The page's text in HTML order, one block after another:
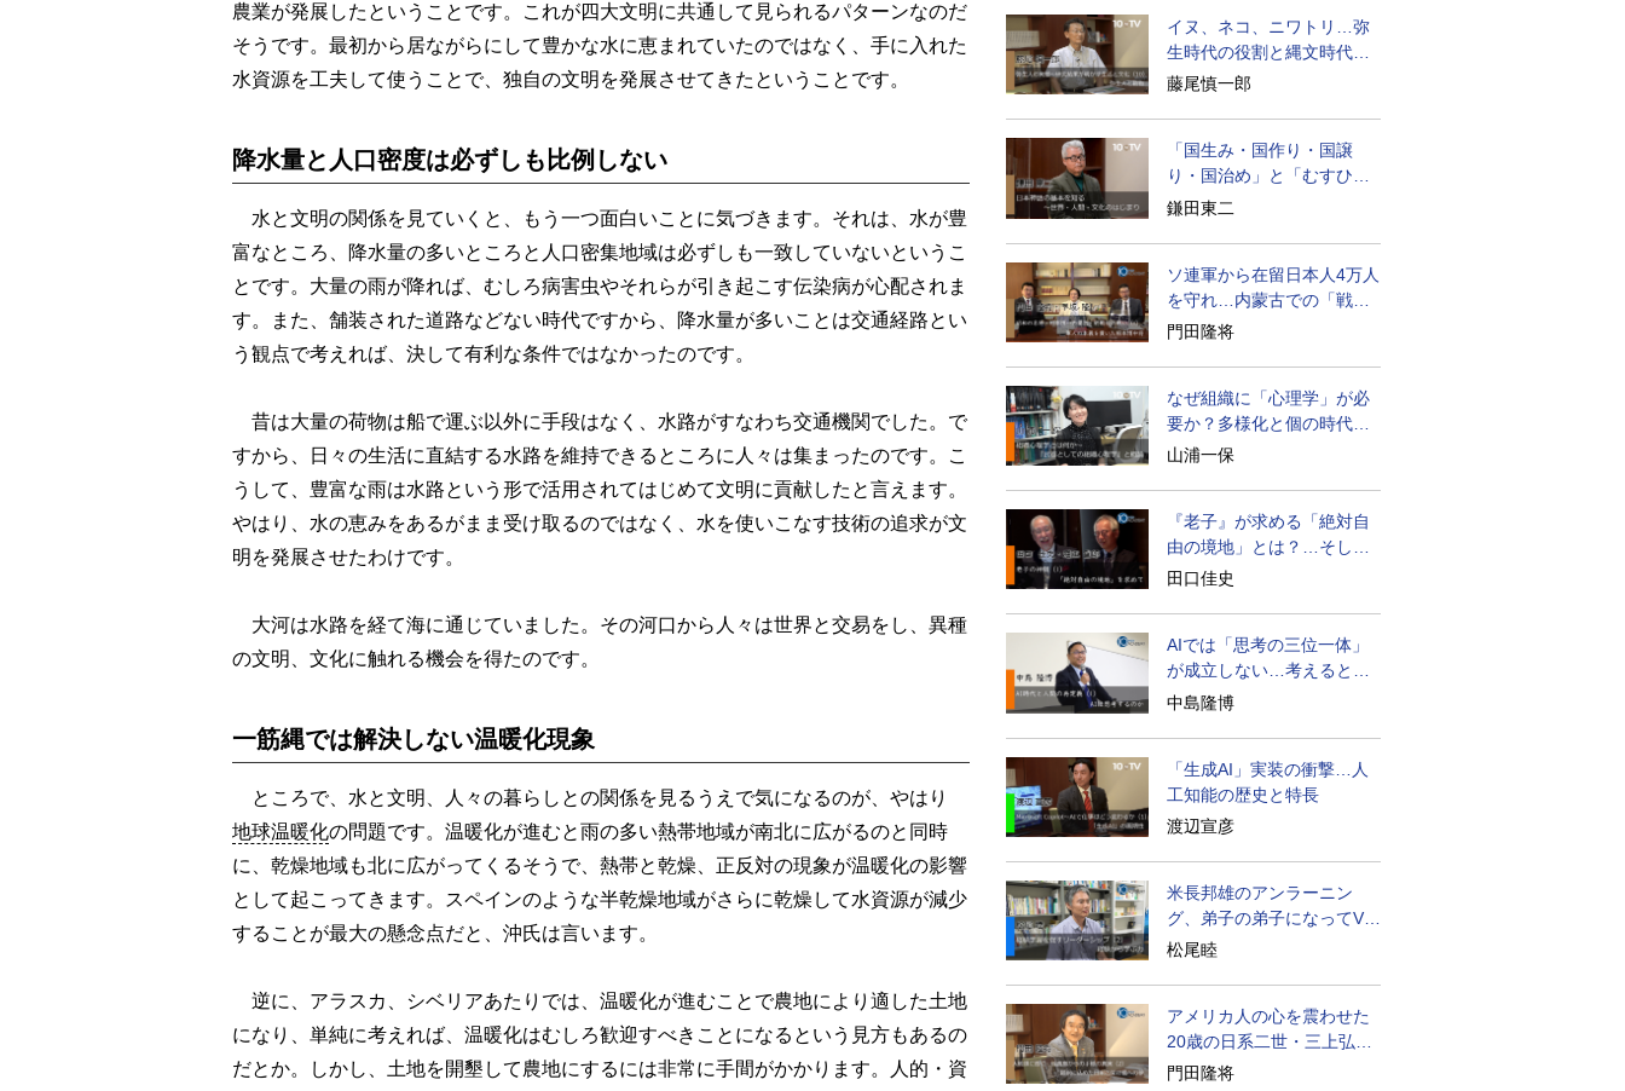
農業が発展したということです。これが四大文明に共通して見られるパターンなのだ
そうです。最初から居ながらにして豊かな水に恵まれていたのではなく、手に入れた
水資源を工夫して使うことで、独自の文明を発展させてきたということです。
降水量と人口密度は必ずしも比例しない
水と文明の関係を見ていくと、もう一つ面白いことに気づきます。それは、水が豊
富なところ、降水量の多いところと人口密集地域は必ずしも一致していないというこ
とです。大量の雨が降れば、むしろ病害虫やそれらが引き起こす伝染病が心配されま
す。また、舗装された道路などない時代ですから、降水量が多いことは交通経路とい
う観点で考えれば、決して有利な条件ではなかったのです。
昔は大量の荷物は船で運ぶ以外に手段はなく、水路がすなわち交通機関でした。で
すから、日々の生活に直結する水路を維持できるところに人々は集まったのです。こ
うして、豊富な雨は水路という形で活用されてはじめて文明に貢献したと言えます。
やはり、水の恵みをあるがまま受け取るのではなく、水を使いこなす技術の追求が文
明を発展させたわけです。
大河は水路を経て海に通じていました。その河口から人々は世界と交易をし、異種
の文明、文化に触れる機会を得たのです。
一筋縄では解決しない温暖化現象
ところで、水と文明、人々の暮らしとの関係を見るうえで気になるのが、やはり
地球温暖化の問題です。温暖化が進むと雨の多い熱帯地域が南北に広がるのと同時
に、乾燥地域も北に広がってくるそうで、熱帯と乾燥、正反対の現象が温暖化の影響
として起こってきます。スペインのような半乾燥地域がさらに乾燥して水資源が減少
することが最大の懸念点だと、沖氏は言います。
逆に、アラスカ、シベリアあたりでは、温暖化が進むことで農地により適した土地
になり、単純に考えれば、温暖化はむしろ歓迎すべきことになるという見方もあるの
だとか。しかし、土地を開墾して農地にするには非常に手間がかかります。人的・資
イヌ、ネコ、ニワトリ…弥
生時代の役割と縄文時代と
の違い
藤尾慎一郎
「国生み・国作り・国譲
り・国治め」と「むすひ」
の力
鎌田東二
ソ連軍から在留日本人4万人
を守れ…内蒙古での「戦
後」の激闘
門田隆将
なぜ組織に「心理学」が必
要か？多様化と個の時代の
処方箋
山浦一保
『老子』が求める「絶対自
由の境地」とは？…そして
創造長寿へ
田口佳史
AIでは「思考の三位一体」
が成立しない…考えると
は？
中島隆博
「生成AI」実装の衝撃…人
工知能の歴史と特長
渡辺宣彦
米長邦雄のアンラーニン
グ、弟子の弟子になってV字
成長
松尾睦
アメリカ人の心を震わせた
20歳の日系二世・三上弘文
の翻訳
門田隆将